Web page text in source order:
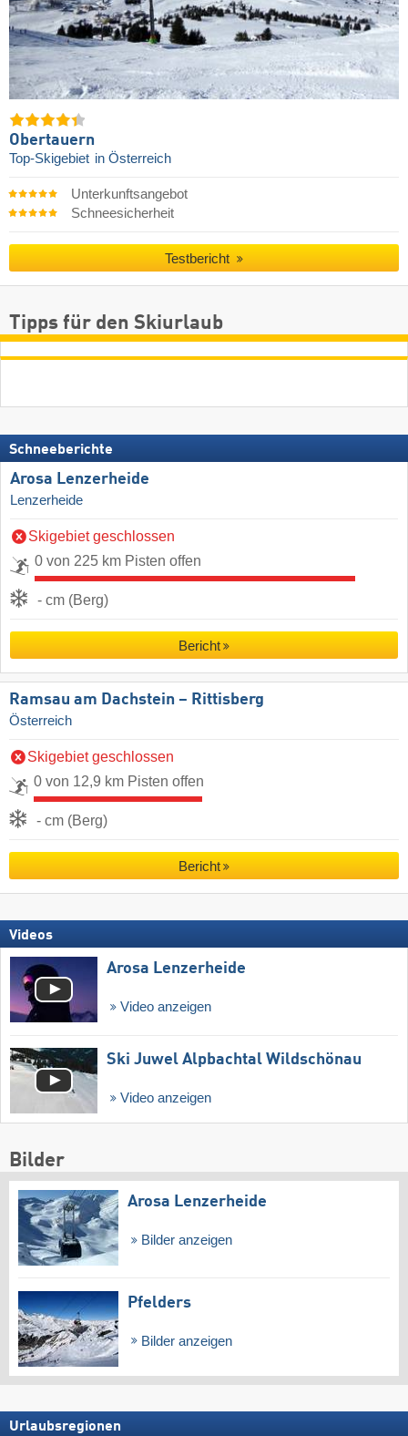
Obertauern
Top-Skigebiet in Österreich
Unterkunftsangebot
Schneesicherheit
Testbericht
Tipps für den Skiurlaub
Schneeberichte
Arosa Lenzerheide
Lenzerheide
Skigebiet geschlossen
0 von 225 km Pisten offen
- cm (Berg)
Bericht
Ramsau am Dachstein – Rittisberg
Österreich
Skigebiet geschlossen
0 von 12,9 km Pisten offen
- cm (Berg)
Bericht
Videos
Arosa Lenzerheide
Video anzeigen
Ski Juwel Alpbachtal Wildschönau
Video anzeigen
Bilder
Arosa Lenzerheide
Bilder anzeigen
Pfelders
Bilder anzeigen
Urlaubsregionen